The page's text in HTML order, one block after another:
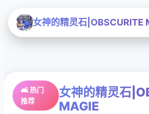
女神的精灵石|OBSCURITE
🛋️ 热门
推荐
女神的精灵石
MAGIE